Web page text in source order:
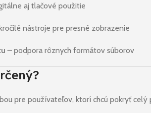
aj tlačové použitie
nástroje pre presné zobrazenie
– podpora rôznych formátov súborov
pre používateľov, ktorí chcú pokryť